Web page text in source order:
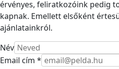
érvényes, feliratkozóink pedig
kapnak. Emellett elsőként
ajánlatainkról.
Név
Email cím *